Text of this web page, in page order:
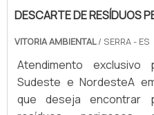
DESCARTE DE RESÍDUOS
VITORIA AMBIENTAL/ SERRA - ES
Atendimento
Sudeste e NordesteA
que deseja encontrar